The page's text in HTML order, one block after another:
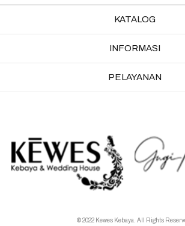
KATALOG
INFORMASI
PELAYANAN
© 2022 Kewes Kebaya. All Rights